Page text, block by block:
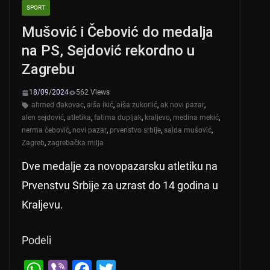
SPORT
Mušović i Čebović do medalja
na PS, Sejdović rekordno u
Zagrebu
18/09/2024
562 Views
ahmed đakovac, aiša ikić, aiša zukorlić, ak novi pazar,
alen sejdović, atletika, fatima dupljak, kraljevo, medina mekić,
nerma čebović, novi pazar, prvenstvo srbije, saida mušović,
Zagreb, zagrebačka milja
Dve medalje za novopazarsku atletiku na
Prvenstvu Srbije za uzrast do 14 godina u
Kraljevu.
Podeli